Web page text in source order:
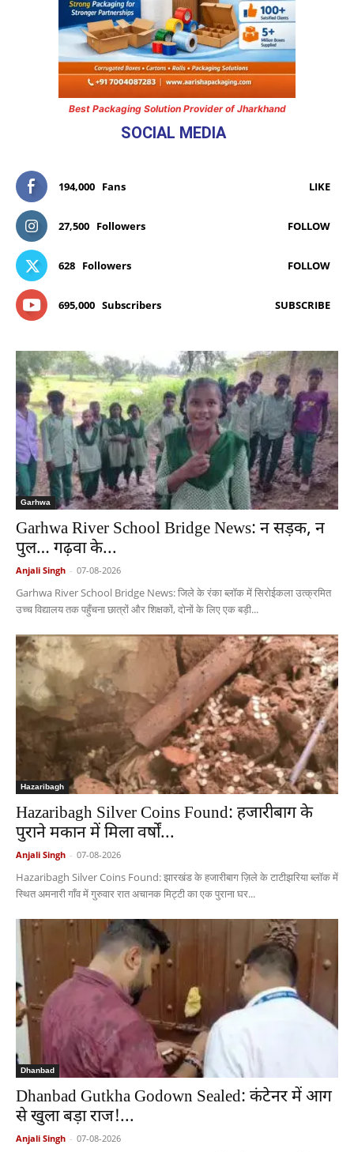
Best Packaging Solution Provider of Jharkhand
SOCIAL MEDIA
194,000 Fans LIKE
27,500 Followers FOLLOW
628 Followers FOLLOW
695,000 Subscribers SUBSCRIBE
Garhwa
Garhwa River School Bridge News: न सड़क, न
पुल… गढ़वा के...
Anjali Singh - 07-08-2026
Garhwa River School Bridge News: जिले के रंका ब्लॉक में सिरोईकला उत्क्रमित
उच्च विद्यालय तक पहुँचना छात्रों और शिक्षकों, दोनों के लिए एक बड़ी...
Hazaribagh
Hazaribagh Silver Coins Found: हजारीबाग के
पुराने मकान में मिला वर्षों...
Anjali Singh - 07-08-2026
Hazaribagh Silver Coins Found: झारखंड के हजारीबाग ज़िले के टाटीझरिया ब्लॉक में
स्थित अमनारी गाँव में गुरुवार रात अचानक मिट्टी का एक पुराना घर...
Dhanbad
Dhanbad Gutkha Godown Sealed: कंटेनर में आग
से खुला बड़ा राज!...
Anjali Singh - 07-08-2026